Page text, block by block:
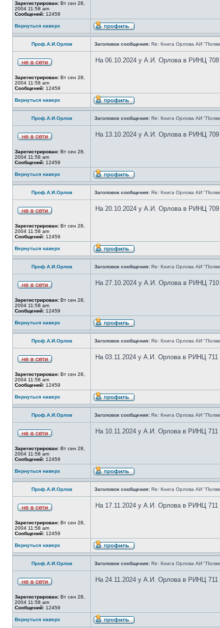
Зарегистрирован: Вт сен 28,
2004 11:58 am
Сообщений: 12459
Вернуться наверх
Проф.А.И.Орлов Заголовок сообщения: Re: Книга Орлова АИ
Зарегистрирован: Вт сен 28,
2004 11:58 am
Сообщений: 12459
На 06.10.2024 у А.И. Орлова в РИНЦ 708
Вернуться наверх
Проф.А.И.Орлов Заголовок сообщения: Re: Книга Орлова АИ
Зарегистрирован: Вт сен 28,
2004 11:58 am
Сообщений: 12459
На 13.10.2024 у А.И. Орлова в РИНЦ 709
Вернуться наверх
Проф.А.И.Орлов Заголовок сообщения: Re: Книга Орлова АИ
Зарегистрирован: Вт сен 28,
2004 11:58 am
Сообщений: 12459
На 20.10.2024 у А.И. Орлова в РИНЦ 709
Вернуться наверх
Проф.А.И.Орлов Заголовок сообщения: Re: Книга Орлова АИ
Зарегистрирован: Вт сен 28,
2004 11:58 am
Сообщений: 12459
На 27.10.2024 у А.И. Орлова в РИНЦ 710
Вернуться наверх
Проф.А.И.Орлов Заголовок сообщения: Re: Книга Орлова АИ
Зарегистрирован: Вт сен 28,
2004 11:58 am
Сообщений: 12459
На 03.11.2024 у А.И. Орлова в РИНЦ 711
Вернуться наверх
Проф.А.И.Орлов Заголовок сообщения: Re: Книга Орлова АИ
Зарегистрирован: Вт сен 28,
2004 11:58 am
Сообщений: 12459
На 10.11.2024 у А.И. Орлова в РИНЦ 711
Вернуться наверх
Проф.А.И.Орлов Заголовок сообщения: Re: Книга Орлова АИ
Зарегистрирован: Вт сен 28,
2004 11:58 am
Сообщений: 12459
На 17.11.2024 у А.И. Орлова в РИНЦ 711
Вернуться наверх
Проф.А.И.Орлов Заголовок сообщения: Re: Книга Орлова АИ
Зарегистрирован: Вт сен 28,
2004 11:58 am
Сообщений: 12459
На 24.11.2024 у А.И. Орлова в РИНЦ 711
Вернуться наверх